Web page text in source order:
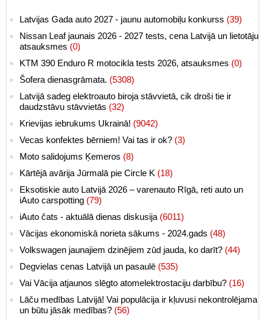
Latvijas Gada auto 2027 - jaunu automobiļu konkurss (39)
Nissan Leaf jaunais 2026 - 2027 tests, cena Latvijā un lietotāju
atsauksmes (0)
KTM 390 Enduro R motocikla tests 2026, atsauksmes (0)
Šofera dienasgrāmata. (5308)
Latvijā sadeg elektroauto biroja stāvvietā, cik droši tie ir
daudzstāvu stāvvietās (32)
Krievijas iebrukums Ukrainā! (9042)
Vecas konfektes bērniem! Vai tas ir ok? (3)
Moto salidojums Ķemeros (8)
Kārtējā avārija Jūrmalā pie Circle K (18)
Eksotiskie auto Latvijā 2026 – varenauto Rīgā, reti auto un
iAuto carspotting (79)
iAuto čats - aktuālā dienas diskusija (6011)
Vācijas ekonomiskā norieta sākums - 2024.gads (48)
Volkswagen jaunajiem dzinējiem zūd jauda, ko darīt? (44)
Degvielas cenas Latvijā un pasaulē (535)
Vai Vācija atjaunos slēgto atomelektrostaciju darbību? (16)
Lāču medības Latvijā! Vai populācija ir kļuvusi nekontrolējama
un būtu jāsāk medības? (56)